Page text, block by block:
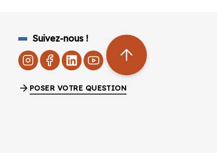
Suivez-nous !
POSER VOTRE QUESTION